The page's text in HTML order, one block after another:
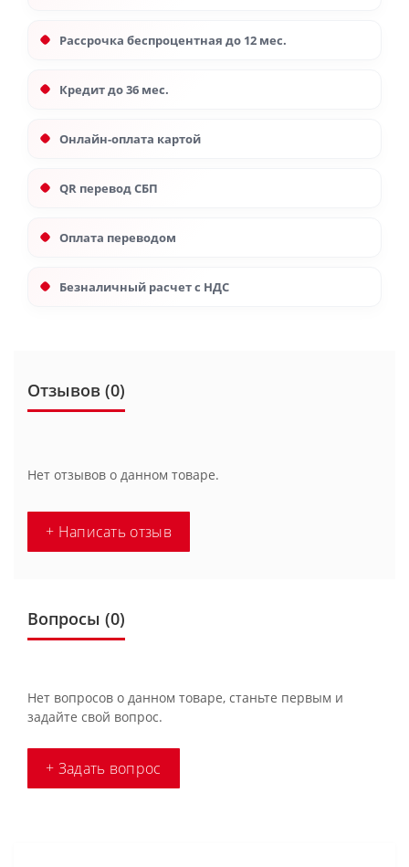
Рассрочка беспроцентная до 12 мес.
Кредит до 36 мес.
Онлайн-оплата картой
QR перевод СБП
Оплата переводом
Безналичный расчет с НДС
Отзывов (0)
Нет отзывов о данном товаре.
+ Написать отзыв
Вопросы (0)
Нет вопросов о данном товаре, станьте первым и
задайте свой вопрос.
+ Задать вопрос